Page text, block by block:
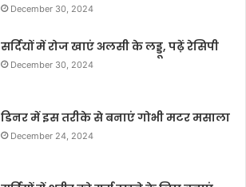
December 30, 2024
सर्दियों में रोज खाएं अलसी के लड्डू, पढ़ें रेसिपी
December 30, 2024
डिनर में इस तरीके से बनाएं गोभी मटर मसाला
December 24, 2024